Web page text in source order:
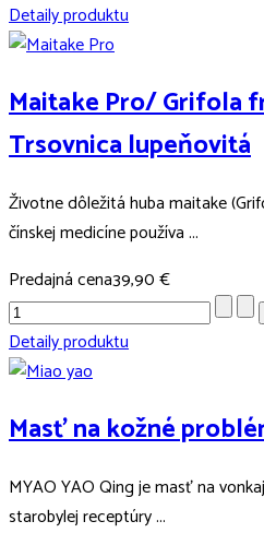
Detaily produktu
Maitake Pro/ Grifola
Trsovnica lupeňovitá
Životne dôležitá huba maitake
čínskej medicíne používa ...
Predajná cena39,90 €
Detaily produktu
Masť na kožné
MYAO YAO Qing je masť na
starobylej receptúry ...